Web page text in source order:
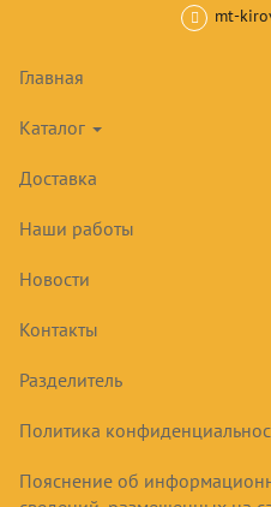
mt-
Главная
Каталог
Доставка
Наши работы
Новости
Контакты
Разделитель
Политика
Пояснение об
EHDS
229820₽